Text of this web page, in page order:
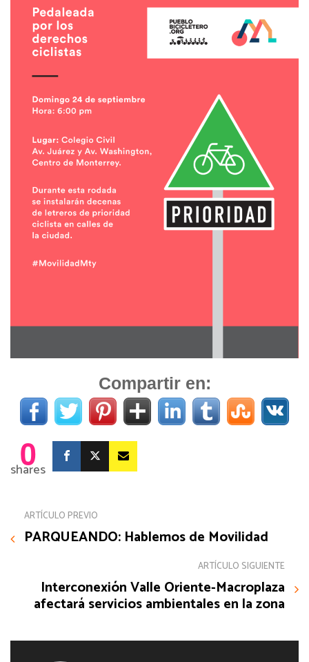
Compartir en:
0
shares
ARTÍCULO PREVIO
PARQUEANDO: Hablemos de Movilidad
ARTÍCULO SIGUIENTE
Interconexión Valle Oriente-Macroplaza
afectará servicios ambientales en la zona